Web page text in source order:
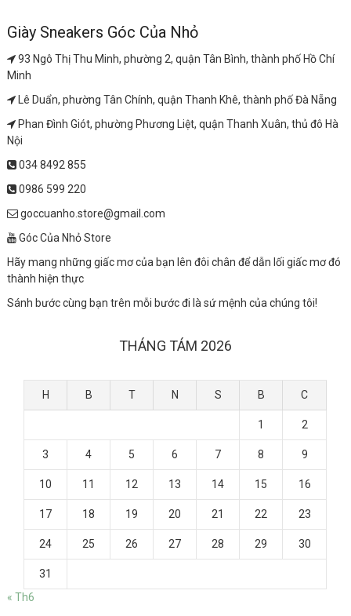
Giày Sneakers Góc Của Nhỏ
93 Ngô Thị Thu Minh, phường 2, quận Tân Bình, thành phố Hồ Chí
Minh
Lê Duẩn, phường Tân Chính, quận Thanh Khê, thành phố Đà Nẵng
Phan Đình Giót, phường Phương Liệt, quận Thanh Xuân, thủ đô Hà
Nội
034 8492 855
0986 599 220
goccuanho.store@gmail.com
Góc Của Nhỏ Store
Hãy mang những giấc mơ của bạn lên đôi chân để dẫn lối giấc mơ đó
thành hiện thực
Sánh bước cùng bạn trên mỗi bước đi là sứ mệnh của chúng tôi!
THÁNG TÁM 2026
H B T N S B C
1 2
3 4 5 6 7 8 9
10 11 12 13 14 15 16
17 18 19 20 21 22 23
24 25 26 27 28 29 30
31
« Th6